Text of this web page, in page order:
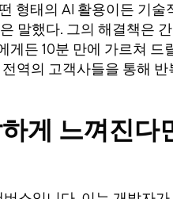
형태의 AI 활용이든 기
말했다. 그의 해결책은
게든 10분 만에 가르쳐 드
역의 고객사들을 통해
게 느껴진다